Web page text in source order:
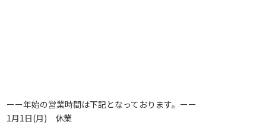
ーー年始の営業時間は下記となっております。ーー
1月1日(月) 休業